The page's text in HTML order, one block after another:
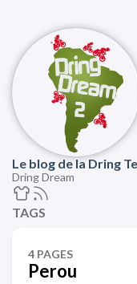
Le blog de la Dring
Dring Dream
TAGS
4 PAGES
Perou